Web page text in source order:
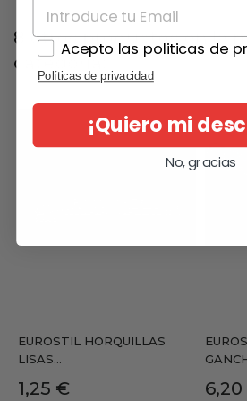
8 otros productos en la
categoría:
EUROSTIL HORQUILLAS
LISAS...
Precio
1,25 €
Acepto las politicas de
Políticas de privacidad
¡Quiero mi
No, gracias